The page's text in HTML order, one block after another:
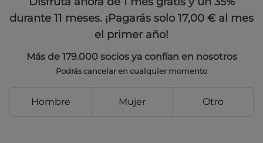
durante 11 meses. ¡Pagarás solo 17,00 € al mes
el primer año!
Más de 179.000 socios ya confían en nosotros
Podrás cancelar en cualquier momento
Hombre Mujer Otro